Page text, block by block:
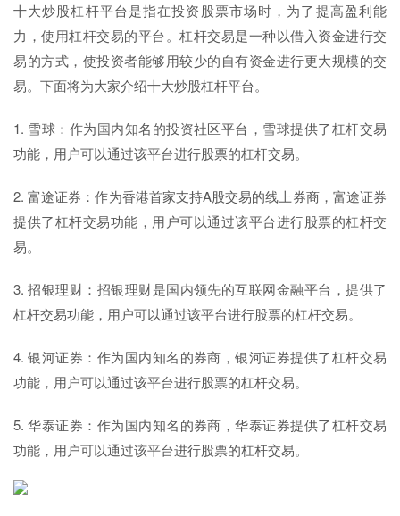
十大炒股杠杆平台是指在投资股票市场时，为了提高盈利能
力，使用杠杆交易的平台。杠杆交易是一种以借入资金进行交
易的方式，使投资者能够用较少的自有资金进行更大规模的交
易。下面将为大家介绍十大炒股杠杆平台。
1. 雪球：作为国内知名的投资社区平台，雪球提供了杠杆交易
功能，用户可以通过该平台进行股票的杠杆交易。
2. 富途证券：作为香港首家支持A股交易的线上券商，富途证券
提供了杠杆交易功能，用户可以通过该平台进行股票的杠杆交
易。
3. 招银理财：招银理财是国内领先的互联网金融平台，提供了
杠杆交易功能，用户可以通过该平台进行股票的杠杆交易。
4. 银河证券：作为国内知名的券商，银河证券提供了杠杆交易
功能，用户可以通过该平台进行股票的杠杆交易。
5. 华泰证券：作为国内知名的券商，华泰证券提供了杠杆交易
功能，用户可以通过该平台进行股票的杠杆交易。